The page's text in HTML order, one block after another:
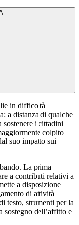
in difficoltà
a distanza di qualche
sostenere i cittadini
colpito
suo impatto sui
La prima
a contributi relativi a
a disposizione
di attività
testo, strumenti per la
dell’affitto e